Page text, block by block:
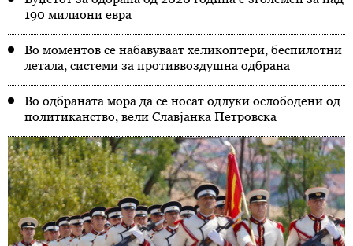
190 милиони евра
Во моментов се набавуваат хеликоптери, беспилотни
летала, системи за противвоздушна одбрана
Во одбраната мора да се носат одлуки ослободени од
политиканство, вели Славјанка Петровска